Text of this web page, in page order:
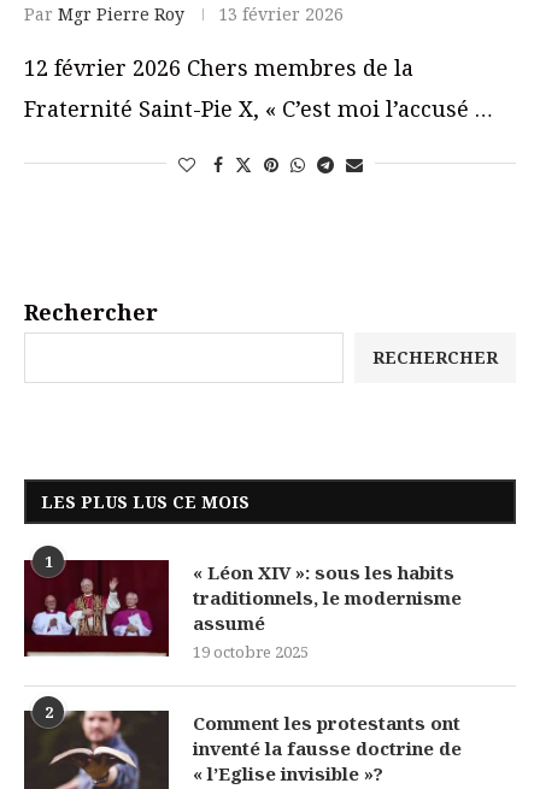
Par Mgr Pierre Roy 13 février 2026
12 février 2026 Chers membres de la
Fraternité Saint-Pie X, « C’est moi l’accusé …
Rechercher
RECHERCHER
LES PLUS LUS CE MOIS
1
« Léon XIV »: sous les habits
traditionnels, le modernisme
assumé
19 octobre 2025
2
Comment les protestants ont
inventé la fausse doctrine de
« l’Eglise invisible »?